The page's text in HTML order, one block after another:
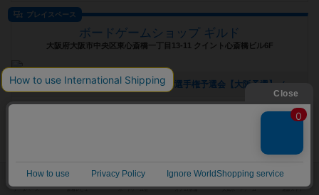
プレイスペース
ボードゲームショップ ギルド
大阪府大阪市中央区東心斎橋一丁目13-11 クイント心斎橋ビル6F
フォローする